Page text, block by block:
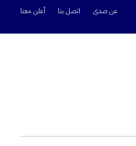
عن صدى اتصل بنا أعلن معنا